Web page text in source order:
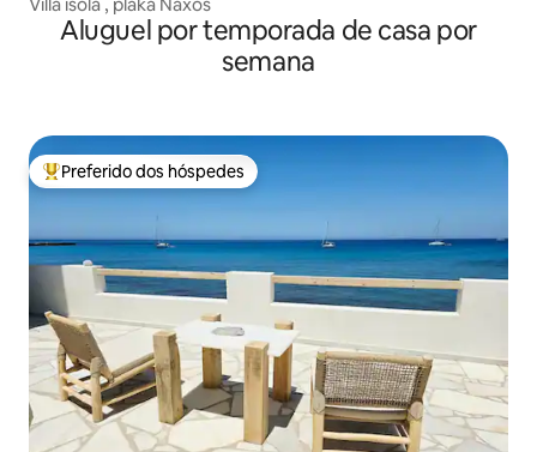
Aluguel por temporada de casa por
semana
Entre os melhores preferidos dos hóspedes
Preferido dos hóspedes